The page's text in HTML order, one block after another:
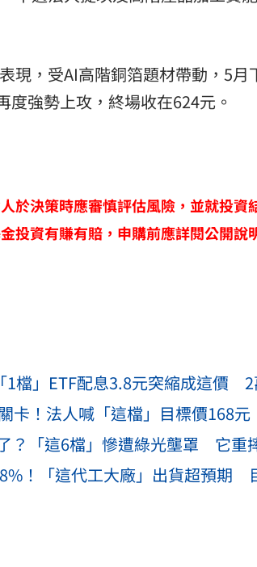
現，受AI高階銅箔題材帶動，5
度強勢上攻，終場收在624元。
於決策時應審慎評估風險，並就投資
投資有賺有賠，申購前應詳閱公開說
1檔」ETF配息3.8元突縮成這價
卡！法人喊「這檔」目標價168
？「這6檔」慘遭綠光壟罩 它重
！「這代工大廠」出貨超預期